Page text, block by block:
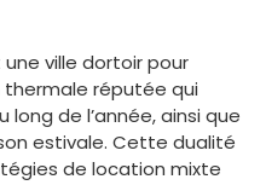
ville dortoir pour
thermale réputée qui
de l’année, ainsi que
estivale. Cette dualité
de location mixte